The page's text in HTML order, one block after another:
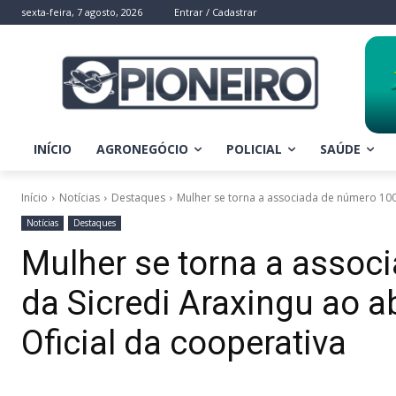
sexta-feira, 7 agosto, 2026 Entrar / Cadastrar
INÍCIO AGRONEGÓCIO POLICIAL SAÚDE
Início Notícias Destaques Mulher se torna a associada de número
Notícias Destaques
Mulher se torna a
da Sicredi Araxingu ao
Oficial da cooperativa